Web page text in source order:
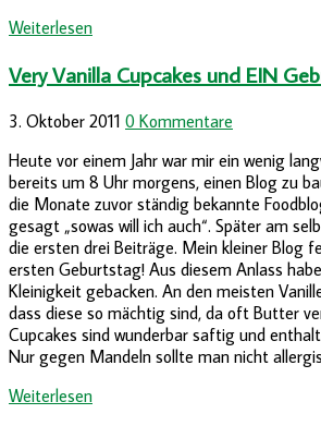
Weiterlesen
Very Vanilla Cupcakes und EIN
3. Oktober 2011 0 Kommentare
Heute vor einem Jahr war mir ein wenig
bereits um 8 Uhr morgens, einen Blog zu
die Monate zuvor ständig bekannte
gesagt „sowas will ich auch“. Später am
die ersten drei Beiträge. Mein kleiner Blog
ersten Geburtstag! Aus diesem Anlass
Kleinigkeit gebacken. An den meisten
dass diese so mächtig sind, da oft Butter
Cupcakes sind wunderbar saftig und
Nur gegen Mandeln sollte man nicht
Weiterlesen